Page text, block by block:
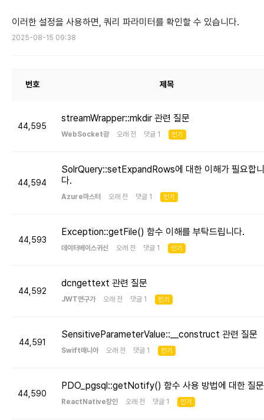
이러한 설정을 사용하면, 쿼리 파라미터를 확인할 수 있습니다.
2025-08-15 09:38
번호 제목
44,595
streamWrapper::mkdir 관련 질문
WebSocket광 오래 전 댓글 1 인기
44,594
SolrQuery::setExpandRows에 대한 이해가 필요합니
다.
Azure마스터 오래 전 댓글 1 인기
44,593
Exception::getFile() 함수 이해를 부탁드립니다.
데이터베이스귀신 오래 전 댓글 1 인기
44,592
dcngettext 관련 질문
JWT연구가 오래 전 댓글 1 인기
44,591
SensitiveParameterValue::__construct 관련 질문
Swift매니아 오래 전 댓글 1 인기
44,590
PDO_pgsql::getNotify() 함수 사용 방법에 대한 질문
ReactNative장인 오래 전 댓글 1 인기